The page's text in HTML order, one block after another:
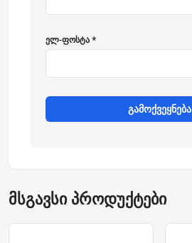
ელ-ფოსტა *
გამოქვეყნება
მსგავსი პროდუქტები